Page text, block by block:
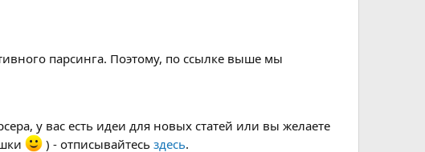
парсинга. Поэтому, по ссылке выше мы
у вас есть идеи для новых статей или вы желаете
) - отписывайтесь здесь.